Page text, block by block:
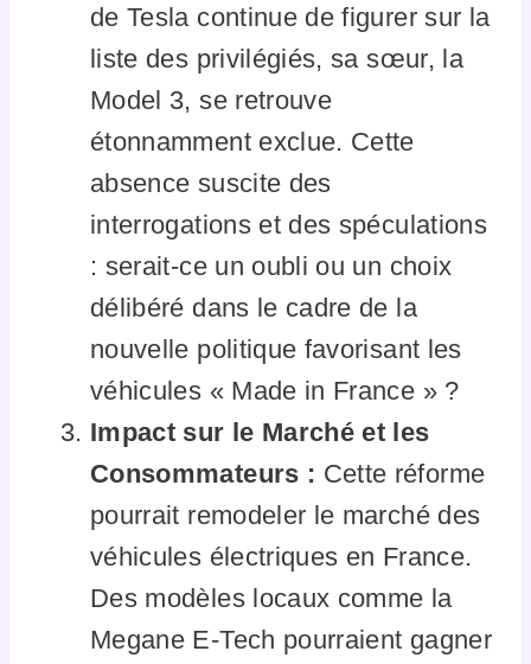
de Tesla continue de figurer sur la
liste des privilégiés, sa sœur, la
Model 3, se retrouve
étonnamment exclue. Cette
absence suscite des
interrogations et des spéculations
: serait-ce un oubli ou un choix
délibéré dans le cadre de la
nouvelle politique favorisant les
véhicules « Made in France » ?
Impact sur le Marché et les
Consommateurs : Cette réforme
pourrait remodeler le marché des
véhicules électriques en France.
Des modèles locaux comme la
Megane E-Tech pourraient gagner